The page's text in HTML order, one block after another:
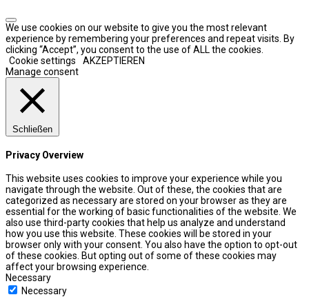
We use cookies on our website to give you the most relevant
experience by remembering your preferences and repeat visits. By
clicking “Accept”, you consent to the use of ALL the cookies.
Cookie settings
AKZEPTIEREN
Manage consent
Schließen
Privacy Overview
This website uses cookies to improve your experience while you
navigate through the website. Out of these, the cookies that are
categorized as necessary are stored on your browser as they are
essential for the working of basic functionalities of the website. We
also use third-party cookies that help us analyze and understand
how you use this website. These cookies will be stored in your
browser only with your consent. You also have the option to opt-out
of these cookies. But opting out of some of these cookies may
affect your browsing experience.
Necessary
Necessary